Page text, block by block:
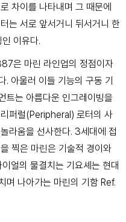
차이를 나타내며 그 때문에
는 서로 앞서거니 뒤서거니 한
이유다.
은 마린 라인업의 정점이자
. 아울러 이들 기능의 구동 기
트는 아름다운 인그레이빙을
퍼럴(Peripheral) 로터의 사
라움을 선사한다. 3세대에 접
찍은 마린은 기술적 경이와
얼의 물결치는 기요셰는 현대
며 나아가는 마린의 기함 Ref.